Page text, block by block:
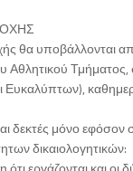
θα υποβάλλονται
Αθλητικού
δεκτές μόνο
δικαιολογητικών: